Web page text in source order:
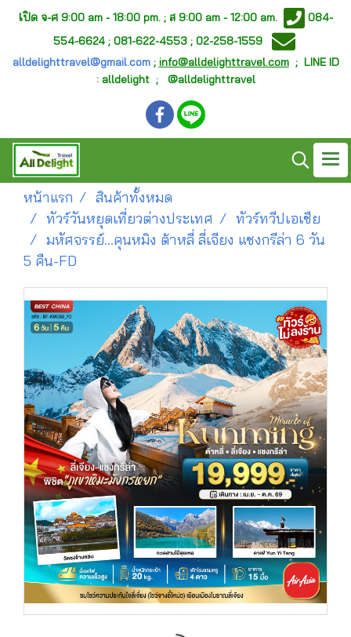
เปิด จ-ศ 9:00 am - 18:00 pm. ; ส 9:00 am - 12:00 am.
084-
554-6624 ; 081-622-4553 ; 02-258-1559
alldelighttravel@gmail.com; info@alldelighttravel.com; LINE ID
: alldelight ; @alldelighttravel
หน้าแรก
สินค้าทั้งหมด
ทัวร์วันหยุดเที่ยวต่างประเทศ
ทัวร์ทวีปเอเชีย
มหัศจรรย์...คุนหมิง ต้าหลี่ ลี่เจียง แชงกรีล่า 6 วัน
5 คืน-FD